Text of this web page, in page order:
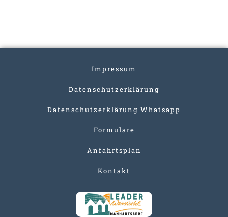
Impressum
Datenschutzerklärung
Datenschutzerklärung Whatsapp
Formulare
Anfahrtsplan
Kontakt